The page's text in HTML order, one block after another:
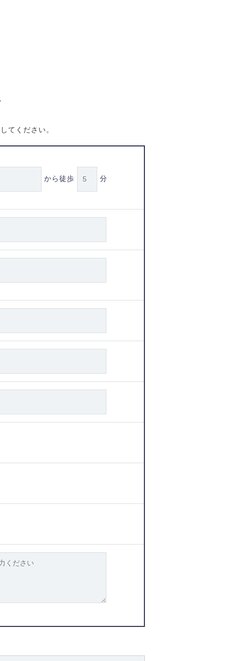
てください。
から徒歩 分